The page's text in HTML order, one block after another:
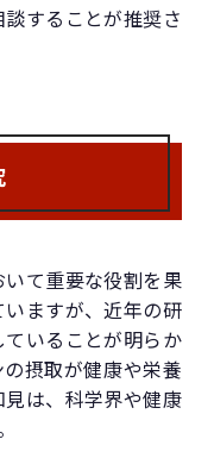
することが推奨さ
て重要な役割を果
ますが、近年の研
いることが明らか
摂取が健康や栄養
は、科学界や健康